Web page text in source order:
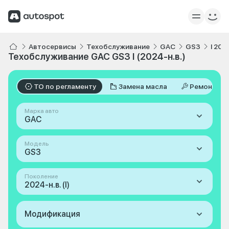
Автосервисы Техобслуживание GAC GS3 I
Техобслуживание GAC GS3 I (2024-н.в.)
ТО по регламенту Замена масла Ремонт
Марка авто
GAC
Модель
GS3
Поколение
2024-н.в. (I)
Модификация